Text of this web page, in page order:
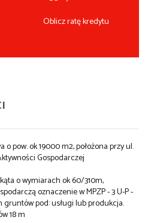
Oblicz ratę kredytu
o pow. ok 19000 m2, położona przy ul.
Gospodarczej
o wymiarach ok 60/310m,
oznaczenie w MPZP - 3 U-P -
pod: usługi lub produkcja.
18 m